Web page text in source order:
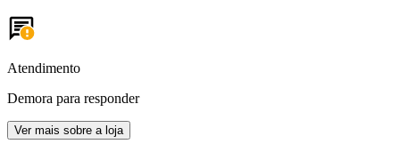
Atendimento
Demora para responder
Ver mais sobre a loja